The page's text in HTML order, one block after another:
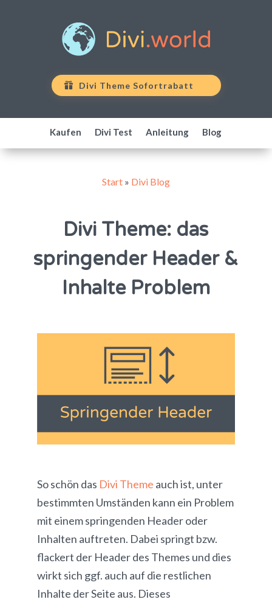
Divi Theme Sofortrabatt
Kaufen Divi Test Anleitung Blog
Start » Divi Blog
Divi Theme: das
springender Header &
Inhalte Problem
So schön das Divi Theme auch ist, unter
bestimmten Umständen kann ein Problem
mit einem springenden Header oder
Inhalten auftreten. Dabei springt bzw.
flackert der Header des Themes und dies
wirkt sich ggf. auch auf die restlichen
Inhalte der Seite aus. Dieses